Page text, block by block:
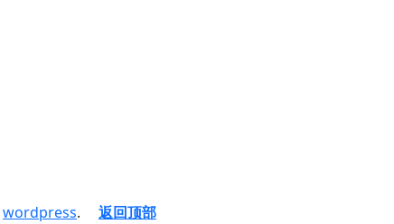
wordpress.
返回顶部